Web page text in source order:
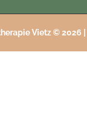
Vietz © 2026 |